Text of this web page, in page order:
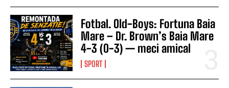
Fotbal. Old-Boys: Fortuna Baia
Mare – Dr. Brown’s Baia Mare
4-3 (0-3) — meci amical
SPORT